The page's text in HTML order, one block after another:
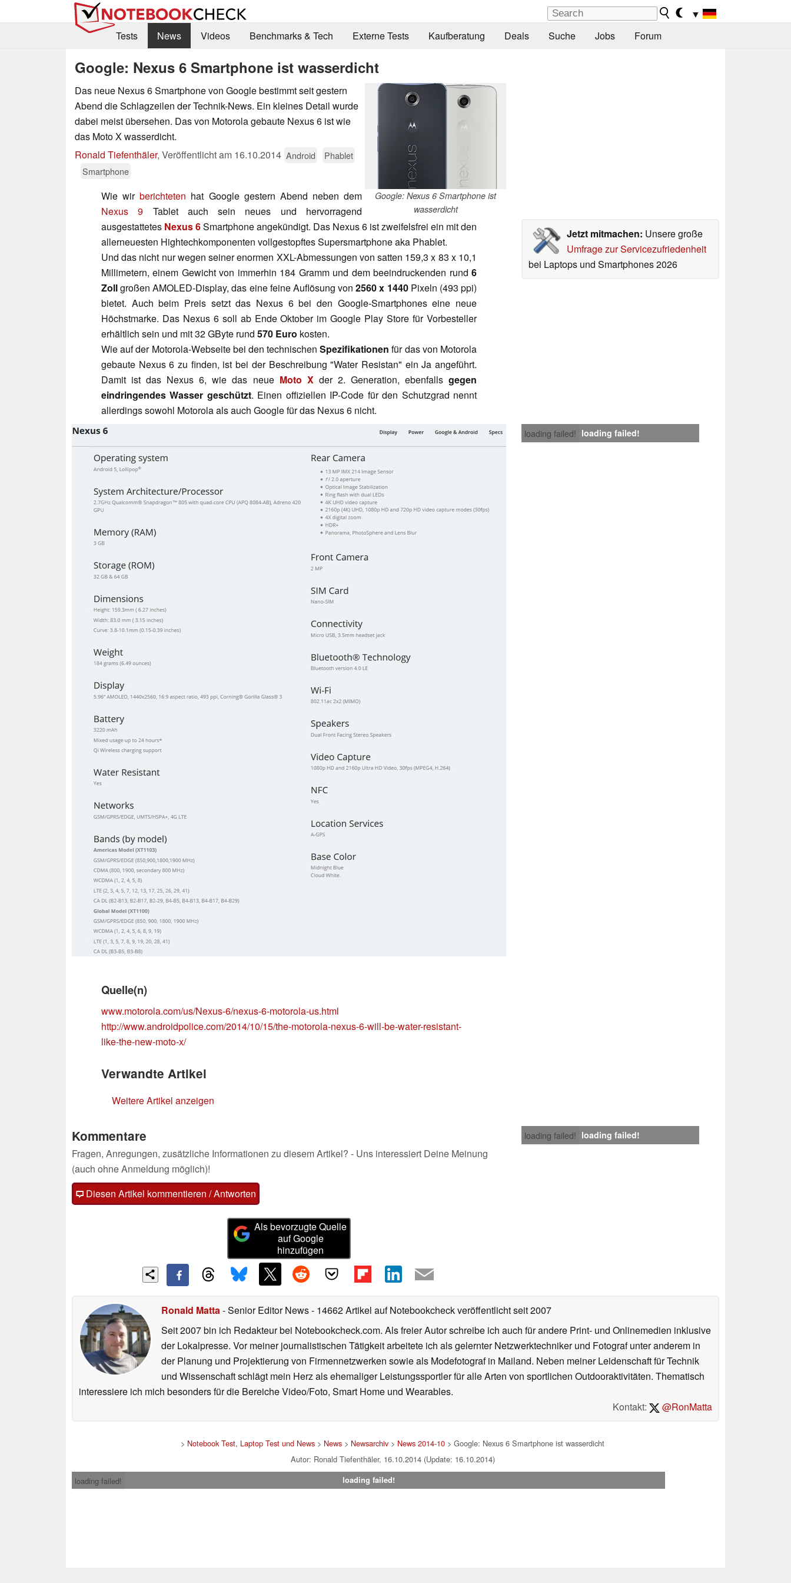
▼
Tests
News Videos Benchmarks & Tech Externe Tests Kaufberatung Deals Suche Jobs Forum
Google: Nexus 6 Smartphone ist wasserdicht
Google: Nexus 6 Smartphone ist
wasserdicht
Das neue Nexus 6 Smartphone von Google bestimmt seit gestern
Abend die Schlagzeilen der Technik-News. Ein kleines Detail wurde
dabei meist übersehen. Das von Motorola gebaute Nexus 6 ist wie
das Moto X wasserdicht.
Ronald Tiefenthäler, Veröffentlicht am 16.10.2014 Android
Phablet
Smartphone
Jetzt mitmachen: Unsere große
Umfrage zur Servicezufriedenheit
bei Laptops und Smartphones 2026
Wie wirberichteten hat Google gestern Abend neben dem
Nexus 9 Tablet auch sein neues und hervorragend
ausgestattetes Nexus 6Smartphone angekündigt. Das Nexus 6 ist zweifelsfrei ein mit den
allerneuesten Hightechkomponenten vollgestopftes Supersmartphone aka Phablet.
Und das nicht nur wegen seiner enormen XXL-Abmessungen von satten 159,3 x 83 x 10,1
Millimetern, einem Gewicht von immerhin 184 Gramm und dem beeindruckenden rund 6
Zollgroßen AMOLED-Display, das eine feine Auflösung von2560 x 1440Pixeln (493 ppi)
bietet. Auch beim Preis setzt das Nexus 6 bei den Google-Smartphones eine neue
Höchstmarke. Das Nexus 6 soll ab Ende Oktober im Google Play Store für Vorbesteller
erhältlich sein und mit 32 GByte rund 570 Euro kosten.
Wie auf der Motorola-Webseite bei den technischenSpezifikationen für das von Motorola
gebaute Nexus 6 zu finden, ist bei der Beschreibung "Water Resistan" ein Ja angeführt.
Damit ist das Nexus 6, wie das neue Moto X der 2. Generation, ebenfallsgegen
eindringendes Wasser geschützt. Einen offiziellen IP-Code für den Schutzgrad nennt
allerdings sowohl Motorola als auch Google für das Nexus 6 nicht.
loading failed! loading failed!
Quelle(n)
www.motorola.com/us/Nexus-6/nexus-6-motorola-us.html
http://www.androidpolice.com/2014/10/15/the-motorola-nexus-6-will-be-water-resistant-
like-the-new-moto-x/
Verwandte Artikel
Weitere Artikel anzeigen
loading failed! loading failed!
Kommentare
Fragen, Anregungen, zusätzliche Informationen zu diesem Artikel? - Uns interessiert Deine Meinung
(auch ohne Anmeldung möglich)!
Diesen Artikel kommentieren / Antworten
Als bevorzugte Quelle
auf Google
hinzufügen
Ronald Matta- Senior Editor News- 14662 Artikel auf Notebookcheck veröffentlichtseit 2007
Seit 2007 bin ich Redakteur bei Notebookcheck.com. Als freier Autor schreibe ich auch für andere Print- und Onlinemedien inklusive
der Lokalpresse. Vor meiner journalistischen Tätigkeit arbeitete ich als gelernter Netzwerktechniker und Fotograf unter anderem in
der Planung und Projektierung von Firmennetzwerken sowie als Modefotograf in Mailand. Neben meiner Leidenschaft für Technik
und Wissenschaft schlägt mein Herz als ehemaliger Leistungssportler für alle Arten von sportlichen Outdooraktivitäten. Thematisch
interessiere ich mich besonders für die Bereiche Video/Foto, Smart Home und Wearables.
Kontakt:
@RonMatta
> Notebook Test, Laptop Test und News > News > Newsarchiv > News 2014-10 > Google: Nexus 6 Smartphone ist wasserdicht
Autor: Ronald Tiefenthäler, 16.10.2014 (Update: 16.10.2014)
loading failed!
loading failed!